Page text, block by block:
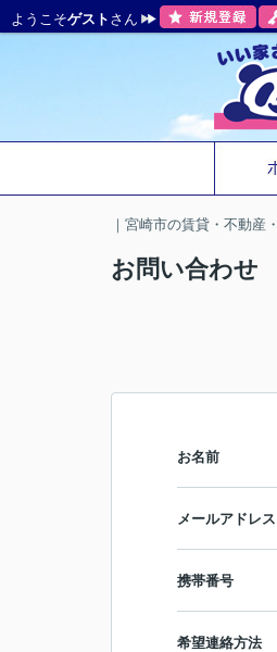
ようこそゲスト さん
｜宮崎市の賃貸・不動産
お問い合わせ
お名前
メールアドレス
携帯番号
希望連絡方法